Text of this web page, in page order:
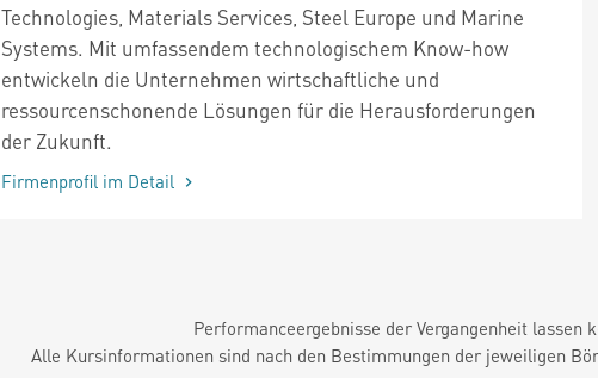
Technologies, Materials Services, Steel Europe und Marine
Systems. Mit umfassendem technologischem Know-how
entwickeln die Unternehmen wirtschaftliche und
ressourcenschonende Lösungen für die Herausforderungen
der Zukunft.
Firmenprofil im Detail
Performanceergebnisse der Vergangenheit
Alle Kursinformationen sind nach den Bestimmungen der jeweiligen